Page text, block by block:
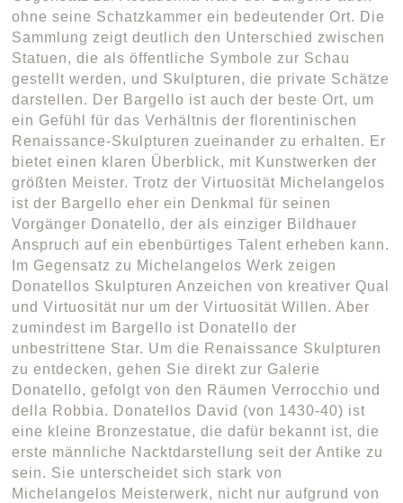
ohne seine Schatzkammer ein bedeutender Ort. Die
Sammlung zeigt deutlich den Unterschied zwischen
Statuen, die als öffentliche Symbole zur Schau
gestellt werden, und Skulpturen, die private Schätze
darstellen. Der Bargello ist auch der beste Ort, um
ein Gefühl für das Verhältnis der florentinischen
Renaissance-Skulpturen zueinander zu erhalten. Er
bietet einen klaren Überblick, mit Kunstwerken der
größten Meister. Trotz der Virtuosität Michelangelos
ist der Bargello eher ein Denkmal für seinen
Vorgänger Donatello, der als einziger Bildhauer
Anspruch auf ein ebenbürtiges Talent erheben kann.
Im Gegensatz zu Michelangelos Werk zeigen
Donatellos Skulpturen Anzeichen von kreativer Qual
und Virtuosität nur um der Virtuosität Willen. Aber
zumindest im Bargello ist Donatello der
unbestrittene Star. Um die Renaissance Skulpturen
zu entdecken, gehen Sie direkt zur Galerie
Donatello, gefolgt von den Räumen Verrocchio und
della Robbia. Donatellos David (von 1430-40) ist
eine kleine Bronzestatue, die dafür bekannt ist, die
erste männliche Nacktdarstellung seit der Antike zu
sein. Sie unterscheidet sich stark von
Michelangelos Meisterwerk, nicht nur aufgrund von